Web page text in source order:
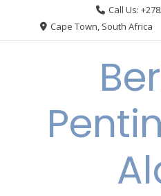
Call Us:
Cape Town, South Africa